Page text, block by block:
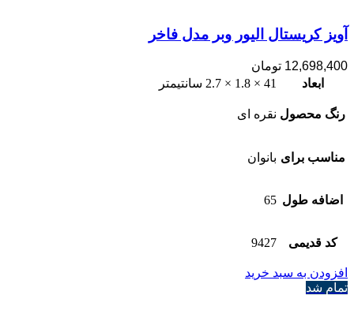
آویز کریستال الیور وبر مدل فاخر
12,698,400 تومان
ابعاد
41 × 1.8 × 2.7 سانتیمتر
رنگ محصول نقره ای
مناسب برای بانوان
اضافه طول 65
کد قدیمی 9427
افزودن به سبد خرید
تمام شد